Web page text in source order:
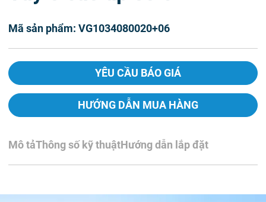
Mã sản phẩm: VG1034080020+06
YÊU CẦU BÁO GIÁ
HƯỚNG DẪN MUA HÀNG
Mô tảThông số kỹ thuậtHướng dẫn lắp đặt